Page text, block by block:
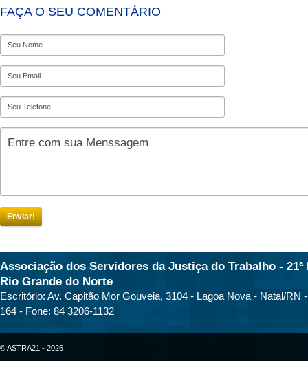
FAÇA O SEU COMENTÁRIO
Enviar!
Associação dos Servidores da Justiça do Trabalho - 21ª
Rio Grande do Norte
Escritório: Av. Capitão Mor Gouveia, 3104 - Lagoa Nova - Natal/RN
164 - Fone: 84 3206-1132
© ASTRA21 - 2026